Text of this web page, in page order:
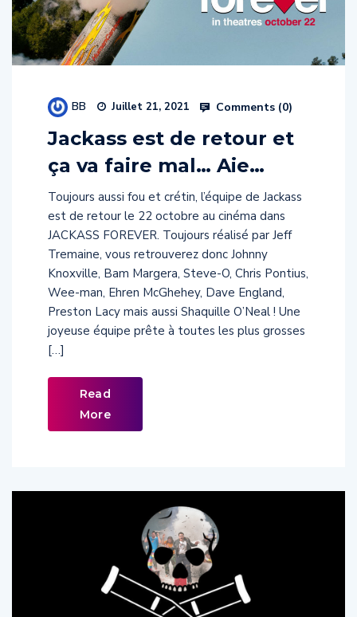
Jackass est de retour et
ça va faire mal… Aie…
Toujours aussi fou et crétin, l’équipe de Jackass
est de retour le 22 octobre au cinéma dans
JACKASS FOREVER. Toujours réalisé par Jeff
Tremaine, vous retrouverez donc Johnny
Knoxville, Bam Margera, Steve-O, Chris Pontius,
Wee-man, Ehren McGhehey, Dave England,
Preston Lacy mais aussi Shaquille O’Neal ! Une
joyeuse équipe prête à toutes les plus grosses
[…]
Read
More